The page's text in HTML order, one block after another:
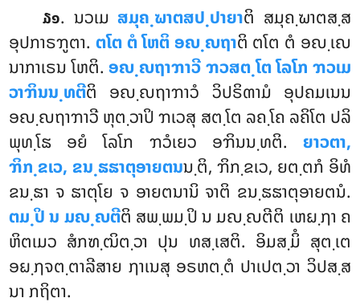
໓໑. ນວເມສມຸຄ຺ຆາຕສປ຺ປາຍາຕິ ສມຸຄ຺ຆາຕສ຺ສ
ອຸປກາຣຠູຕາ. ຕໂຕ ຕໍ ໂຫຕິ ອຎ຺ຎຖາຕິ ຕໂຕ ຕໍ ອຎ຺ເຎ
ນາກາເຣນ ໂຫຕິ. ອຎ຺ຎຖາຠາວີ ຠວສຕ຺ໂຕ ໂລໂກ ຠວເມ
ວາຠິນນ຺ທຕີຕິ ອຎ຺ຎຖາຠາວໍ ວິປຣິຓາມໍ ອຸປຄມເນນ
ອຎ຺ຎຖາຠາວີ ຫຸຕ຺ວາປິ ຠເວສຸ ສຕ຺ໂຕ ລຄ຺ໂຄ ລຄິໂຕ ປລິ
ພຸທ຺ໂຘ ອຍໍ ໂລໂກ ຠວໍເຍວ ອຠິນນ຺ທຕິ. ຍາວຕາ,
ຠິກ຺ຂເວ, ຂນ຺ຘຘາຕຸອາຍຕນນ຺ຕິ, ຠິກ຺ຂເວ, ຍຕ຺ຕກໍ ອິທໍ
ຂນ຺ຘາ ຈ ຘາຕຸໂຍ ຈ ອາຍຕນານິ ຈາຕິ ຂນ຺ຘຘາຕຸອາຍຕນໍ.
ຕມ຺ປິ ນ ມຎ຺ຎຕີຕິ ສພ຺ພມ຺ປິ ນ ມຎ຺ຎຕີຕິ ເຫຏ຺ຐາ ຄ
ຫິຕເມວ ສໍກຑ຺ຒິຕ຺ວາ ປຸນ ທສ຺ເສຕິ. ອິມສ຺ມິໍ ສຸຕ຺ເຕ
ອຏ຺ຐຈຕ຺ຕາລີສາຍ ຐາເນສຸ ອຣຫຕ຺ຕໍ ປາເປຕ຺ວາ ວິປສ຺ສ
ນາ ກຖິຕາ.